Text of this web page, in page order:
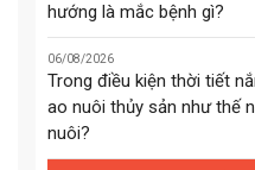
hướng là mắc bệnh gì?
06/08/2026
Trong điều kiện thời tiết
ao nuôi thủy sản như thế
nuôi?